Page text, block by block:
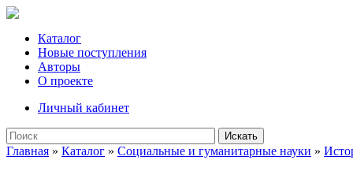
Каталог
Новые поступления
Авторы
О проекте
Личный кабинет
Искать
Главная » Каталог » Социальные и гуманитарные науки »